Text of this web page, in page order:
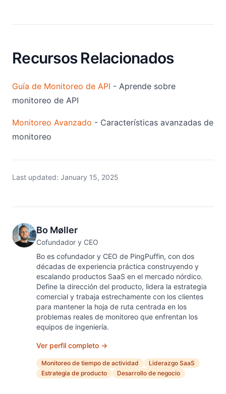
Recursos Relacionados
Guía de Monitoreo de API - Aprende sobre
monitoreo de API
Monitoreo Avanzado - Características avanzadas de
monitoreo
Last updated: January 15, 2025
Bo Møller
Cofundador y CEO
Bo es cofundador y CEO de PingPuffin, con dos
décadas de experiencia práctica construyendo y
escalando productos SaaS en el mercado nórdico.
Define la dirección del producto, lidera la estrategia
comercial y trabaja estrechamente con los clientes
para mantener la hoja de ruta centrada en los
problemas reales de monitoreo que enfrentan los
equipos de ingeniería.
Ver perfil completo →
Monitoreo de tiempo de actividad
Liderazgo SaaS
Estrategia de producto
Desarrollo de negocio